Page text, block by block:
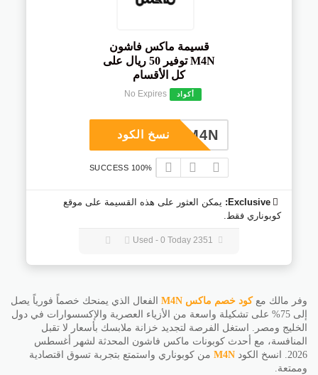
قسيمة ماكس فاشون
M4N توفير 50 ريال على
كل الأقسام
أكواد No Expires
M4N نسخ الكود
100% SUCCESS
Exclusive:
يمكن العثور على هذه القسيمة على موقع
كوبوناري فقط.
وفر مالك معكود خصم ماكس M4N الفعال الذي يمنحك خصماً فورياً يصل
إلى 75% على تشكيلة واسعة من الأزياء العصرية والإكسسوارات في دول
الخليج ومصر. استغل الفرصة لتجديد خزانة ملابسك بأسعار لا تقبل
المنافسة، مع أحدث كوبونات ماكس فاشون المحدثة لشهر أغسطس
2026. انسخ الكود
M4N من كوبوناري واستمتع بتجربة تسوق اقتصادية
وممتعة.